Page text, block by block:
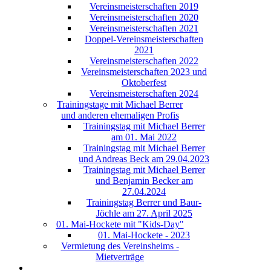
Vereinsmeisterschaften 2019
Vereinsmeisterschaften 2020
Vereinsmeisterschaften 2021
Doppel-Vereinsmeisterschaften
2021
Vereinsmeisterschaften 2022
Vereinsmeisterschaften 2023 und
Oktoberfest
Vereinsmeisterschaften 2024
Trainingstage mit Michael Berrer
und anderen ehemaligen Profis
Trainingstag mit Michael Berrer
am 01. Mai 2022
Trainingstag mit Michael Berrer
und Andreas Beck am 29.04.2023
Trainingstag mit Michael Berrer
und Benjamin Becker am
27.04.2024
Trainingstag Berrer und Baur-
Jöchle am 27. April 2025
01. Mai-Hockete mit "Kids-Day"
01. Mai-Hockete - 2023
Vermietung des Vereinsheims -
Mietverträge